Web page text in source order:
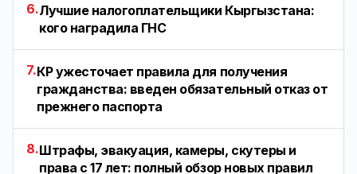
6.Лучшие налогоплательщики Кыргызстана:
кого наградила ГНС
7.КР ужесточает правила для получения
гражданства: введен обязательный отказ от
прежнего паспорта
8.Штрафы, эвакуация, камеры, скутеры и
права с 17 лет: полный обзор новых правил